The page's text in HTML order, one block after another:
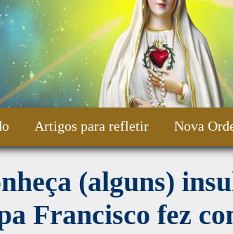
Artigos para refletir Nova
(alguns)
Francisco fez